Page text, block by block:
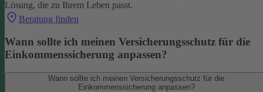
Lösung, die zu Ihrem Leben passt.
Beratung finden
Wann sollte ich meinen Versicherungsschutz für die
Einkommenssicherung anpassen?
Wann sollte ich meinen Versicherungsschutz für die
Einkommenssicherung anpassen?